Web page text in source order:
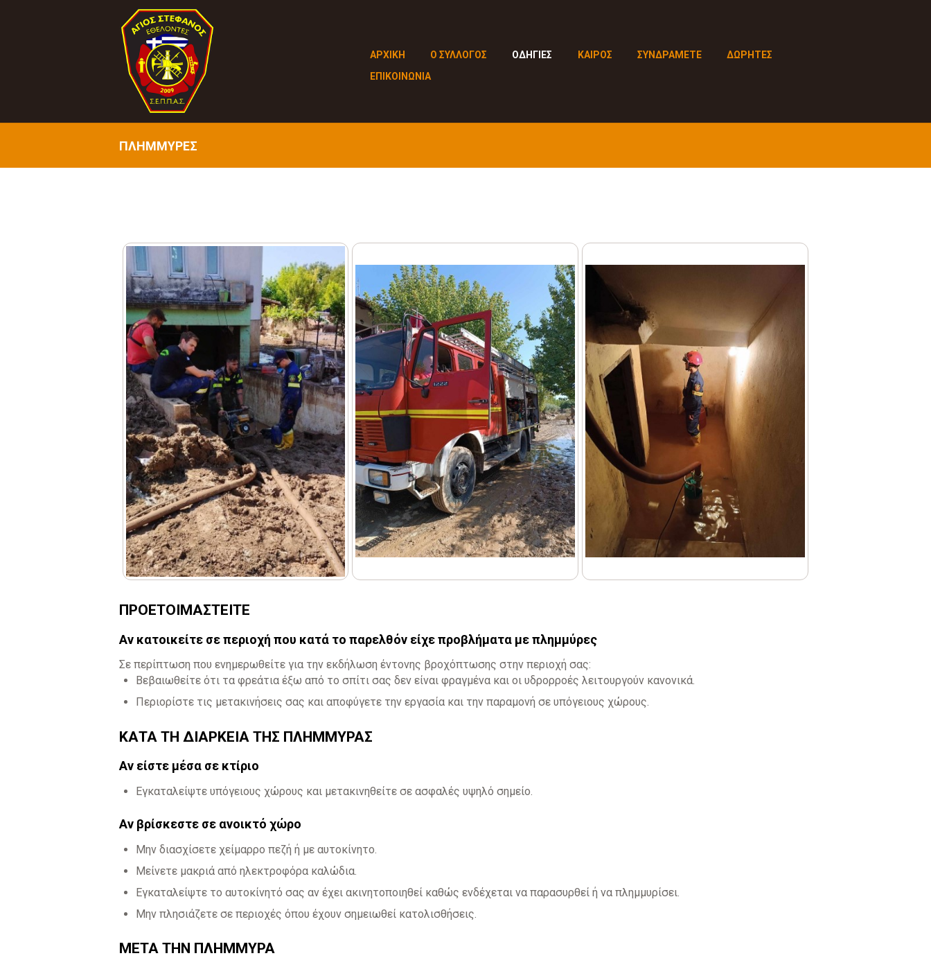
ΑΡΧΙΚΗ Ο ΣΥΛΛΟΓΟΣ ΟΔΗΓΙΕΣ ΚΑΙΡΟΣ ΣΥΝΔΡΑΜΕΤΕ
ΔΩΡΗΤΕΣ
ΕΠΙΚΟΙΝΩΝΙΑ
ΠΛΗΜΜΥΡΕΣ
ΠΡΟΕΤΟΙΜΑΣΤΕΙΤΕ
Αν κατοικείτε σε περιοχή που κατά το παρελθόν είχε προβλήματα με πλημμύρες
Σε περίπτωση που ενημερωθείτε για την εκδήλωση έντονης βροχόπτωσης στην περιοχή σας:
Βεβαιωθείτε ότι τα φρεάτια έξω από το σπίτι σας δεν είναι φραγμένα και οι υδρορροές λειτουργούν κανονικά.
Περιορίστε τις μετακινήσεις σας και αποφύγετε την εργασία και την παραμονή σε υπόγειους χώρους.
ΚΑΤΑ ΤΗ ΔΙΑΡΚΕΙΑ ΤΗΣ ΠΛΗΜΜΥΡΑΣ
Αν είστε μέσα σε κτίριο
Εγκαταλείψτε υπόγειους χώρους και μετακινηθείτε σε ασφαλές υψηλό σημείο.
Αν βρίσκεστε σε ανοικτό χώρο
Μην διασχίσετε χείμαρρο πεζή ή με αυτοκίνητο.
Μείνετε μακριά από ηλεκτροφόρα καλώδια.
Εγκαταλείψτε το αυτοκίνητό σας αν έχει ακινητοποιηθεί καθώς ενδέχεται να παρασυρθεί ή να πλημμυρίσει.
Μην πλησιάζετε σε περιοχές όπου έχουν σημειωθεί κατολισθήσεις.
ΜΕΤΑ ΤΗΝ ΠΛΗΜΜΥΡΑ